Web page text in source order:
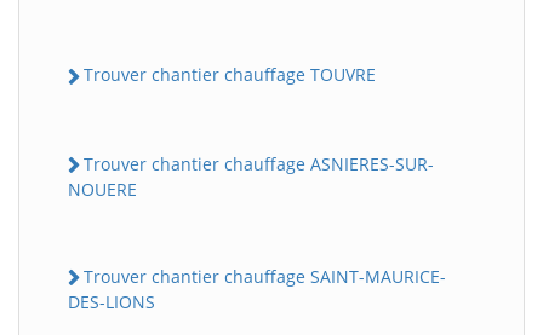
Trouver chantier chauffage TOUVRE
Trouver chantier chauffage ASNIERES-SUR-
NOUERE
Trouver chantier chauffage SAINT-MAURICE-
DES-LIONS